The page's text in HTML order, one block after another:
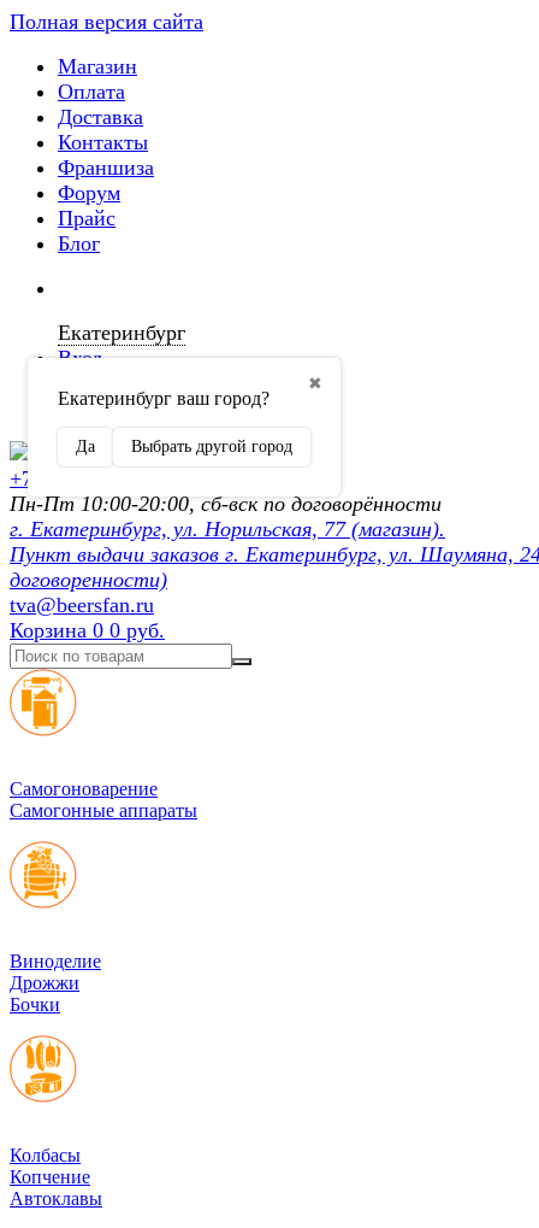
Полная версия сайта
Магазин
Оплата
Доставка
Контакты
Франшиза
Форум
Прайс
Блог
Екатеринбург
✖
Екатеринбург ваш город?
Да Выбрать другой город
Вход
Регистрация
+7 (902) 872-54-70
Пн-Пт 10:00-20:00, сб-вск по договорённости
г. Екатеринбург, ул. Норильская, 77 (магазин).
Пункт выдачи заказов г. Екатеринбург, ул. Шаумяна,
договоренности)
tva@beersfan.ru
Корзина 0 0 руб.
Cамогоноварение
Самогонные аппараты
Виноделие
Дрожжи
Бочки
Колбасы
Копчение
Автоклавы